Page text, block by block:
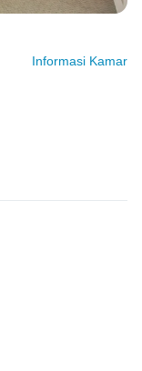
Informasi Kamar